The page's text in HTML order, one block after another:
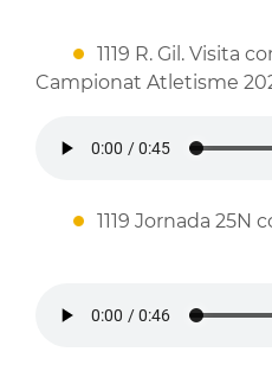
1119 R. Gil. Visita
Campionat Atletisme
1119 Jornada 25N